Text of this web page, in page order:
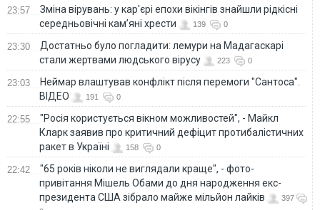
23:57
Зміна вірувань: у кар'єрі епохи вікінгів знайшли рідкісні
середньовічні кам’яні хрести
139 0
23:30
Достатньо було погладити: лемури на Мадагаскарі
стали жертвами людського вірусу
223 0
23:03
Неймар влаштував конфлікт після перемоги "Сантоса".
ВІДЕО
191 0
22:55
"Росія користується вікном можливостей", - Майкл
Кларк заявив про критичний дефіцит протибалістичних
ракет в Україні
158 0
22:42
"65 років ніколи не виглядали краще", - фото-
привітання Мішель Обами до дня народження екс-
президента США зібрало майже мільйон лайків
397